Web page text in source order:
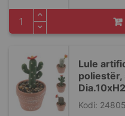
Lule
Kodi: